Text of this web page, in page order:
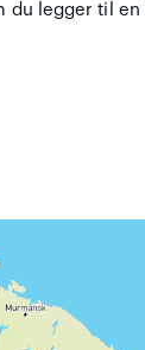
du legger til